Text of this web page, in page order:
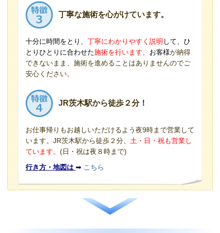
丁寧な施術を心がけています。
十分に時間をとり、 丁寧にわかりやすく説明 して、ひ
とりひとりに合わせた施術を行います。 お客様が納得
できないまま、施術を進めることはありませんのでご
安心ください。
JR茨木駅から徒歩２分！
お仕事帰りもお越しいただけるよう夜9時まで営業して
います。JR茨木駅から徒歩２分、 土・日・祝も営業し
ています。 (日・祝は夜８時まで)
行き方・地図は ➡ こちら